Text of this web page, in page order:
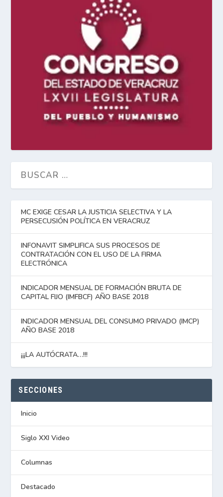
MC EXIGE CESAR LA JUSTICIA SELECTIVA Y LA
PERSECUSIÓN POLÍTICA EN VERACRUZ
INFONAVIT SIMPLIFICA SUS PROCESOS DE
CONTRATACIÓN CON EL USO DE LA FIRMA
ELECTRÓNICA
INDICADOR MENSUAL DE FORMACIÓN BRUTA DE
CAPITAL FIJO (IMFBCF) AÑO BASE 2018
INDICADOR MENSUAL DEL CONSUMO PRIVADO (IMCP)
AÑO BASE 2018
¡¡¡LA AUTÓCRATA…!!!
SECCIONES
Inicio
Siglo XXI Video
Columnas
Destacado